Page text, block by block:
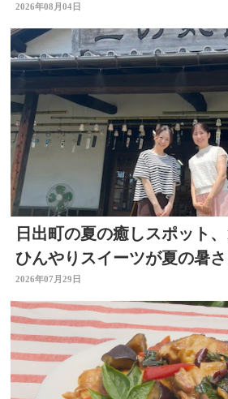
ー」～開店！キッチン別府ち
2026年08月04日
日出町の夏の癒しスポット
ひんやりスイーツが夏の暑
2026年07月29日